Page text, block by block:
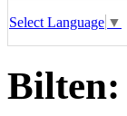
Select Language ▼
Bilten: